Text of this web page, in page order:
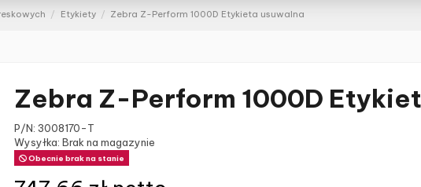
Etykiety Zebra Z-Perform 1000D Etykieta usuwalna
Zebra Z-Perform 1000D
P/N: 3008170-T
Wysyłka: Brak na magazynie
Obecnie brak na stanie